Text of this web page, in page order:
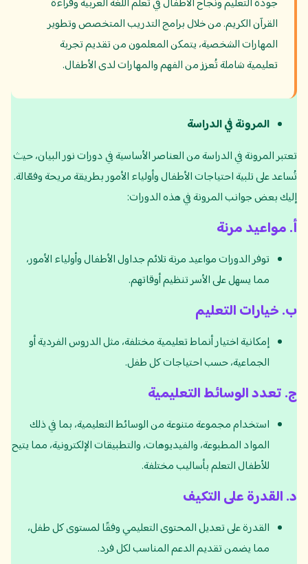
جودة التعليم ونجاح الأطفال في تعلم اللغة العربية وقراءة
القرآن الكريم. من خلال برامج التدريب المتخصص وتطوير
المهارات الشخصية، يتمكن المعلمون من تقديم تجربة
تعليمية شاملة تُعزز من الفهم والمهارات لدى الأطفال.
المرونة في الدراسة
تعتبر المرونة في الدراسة من العناصر الأساسية في دورات نور البيان، حيث
تُساعد على تلبية احتياجات الأطفال وأولياء الأمور بطريقة مريحة وفعّالة.
إليك بعض جوانب المرونة في هذه الدورات:
أ.مواعيد مرنة
توفر الدورات مواعيد مرنة تلائم جداول الأطفال وأولياء الأمور،
مما يسهل على الأسر تنظيم أوقاتهم.
ب.خيارات التعليم
إمكانية اختيار أنماط تعليمية مختلفة، مثل الدروس الفردية أو
الجماعية، حسب احتياجات كل طفل.
ج.تعدد الوسائط التعليمية
استخدام مجموعة متنوعة من الوسائط التعليمية، بما في ذلك
المواد المطبوعة، والفيديوهات، والتطبيقات الإلكترونية، مما يتيح
للأطفال التعلم بأساليب مختلفة.
د.القدرة على التكيف
القدرة على تعديل المحتوى التعليمي وفقًا لمستوى كل طفل،
مما يضمن تقديم الدعم المناسب لكل فرد.